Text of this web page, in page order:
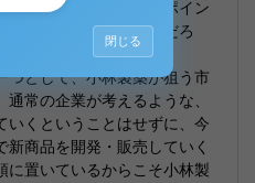
売り出すことのできるポイン
いう言葉に集約されるだろ
見ていこうと思う。
として、小林製薬が狙う市
常の企業が考えるような、
いくということはせずに、今
新商品を開発・販売していく
に置いているからこそ小林製
閉じる